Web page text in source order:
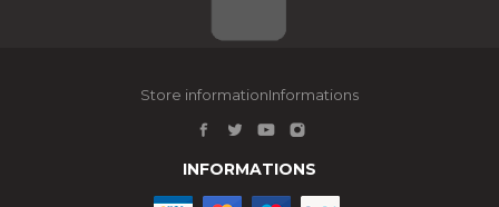
Store informationInformations
INFORMATIONS